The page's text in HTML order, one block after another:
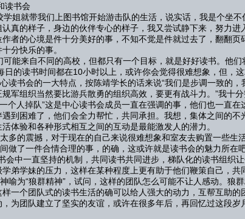
书会
姐就带我们上图书馆开始游击队的生活，说实话，我是个坐
真的样子，身边的伙伴专心的样子，我又尝试静下来，努力
者的心境是件十分美好的事，不知不觉是件就过去了，翻翻
分快乐的事。
能来自不同的高校，但都只有一个目标，就是好好读书。他
的读书时间都在10小时以上，或许你会觉得很难想象，但，
书会的一大特点，按陈靖学长的话来说“我们是步调一致的
军组织当然要比游兵散勇的组织高效，要更有战斗力。”我十
个人掉队”这是中心读书会成员一直在强调的事，他们也一直
遇到困难了，他们会全力帮忙，共同承担。我想，集体之间的
体验和各种形式相互之间的互动是最能激发人的潜力。
的震撼，对于现在的自己来说很难想象和室友去购置一些生
做了一件合情合理的事，的确，这或许就是读书会的魅力所在吧
中一直坚持的机制，共同读书共同进步，梯队化的读书组织
弟学妹的压力，这样在某种程度上更有助于他们鞭策自己，共
为“狼群精神”，试问，这样的团队怎么可能不让人感动。狼
一个团队式的读书生活的确可以给人强大的动力，互帮互助
为团队建立了坚实的友谊，或许在很多年后，再回忆过这段岁